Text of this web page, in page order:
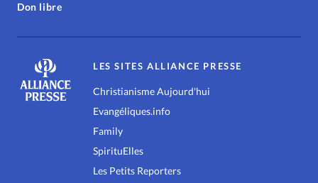
Don libre
LES SITES ALLIANCE PRESSE
Christianisme Aujourd'hui
Evangéliques.info
Family
SpirituElles
Les Petits Reporters